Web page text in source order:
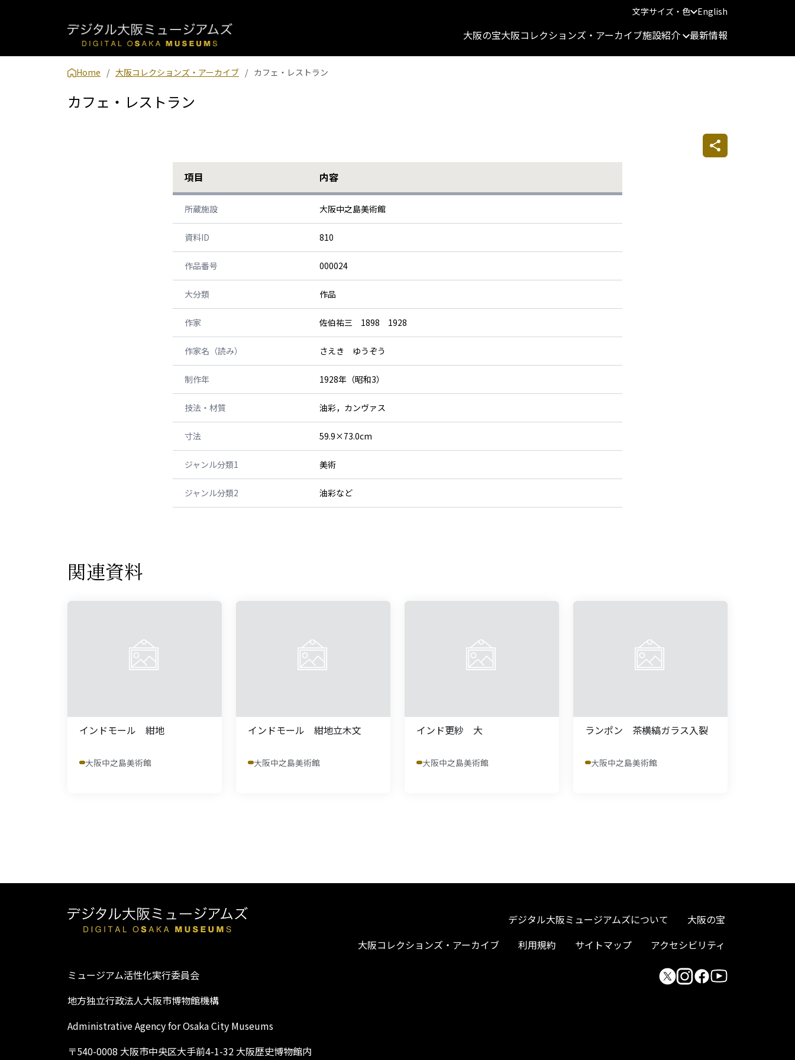
文字サイズ・色 English
大阪の宝大阪コレクションズ・アーカイブ施設紹介 最新情報
Home 大阪コレクションズ・アーカイブ カフェ・レストラン
カフェ・レストラン
項目 内容
所蔵施設 大阪中之島美術館
資料ID 810
作品番号 000024
大分類 作品
作家 佐伯祐三 1898 1928
作家名（読み） さえき ゆうぞう
制作年 1928年（昭和3）
技法・材質 油彩，カンヴァス
寸法 59.9×73.0cm
ジャンル分類1 美術
ジャンル分類2 油彩など
関連資料
インドモール 紺地
大阪中之島美術館
インドモール 紺地立木文
大阪中之島美術館
インド更紗 大
大阪中之島美術館
ランポン 茶横縞ガラス入裂
大阪中之島美術館
デジタル大阪ミュージアムズについて
大阪の宝
大阪コレクションズ・アーカイブ
利用規約 サイトマップ アクセシビリティ
ミュージアム活性化実行委員会
地方独立行政法人大阪市博物館機構
Administrative Agency for Osaka City Museums
〒540-0008 大阪市中央区大手前4-1-32 大阪歴史博物館内